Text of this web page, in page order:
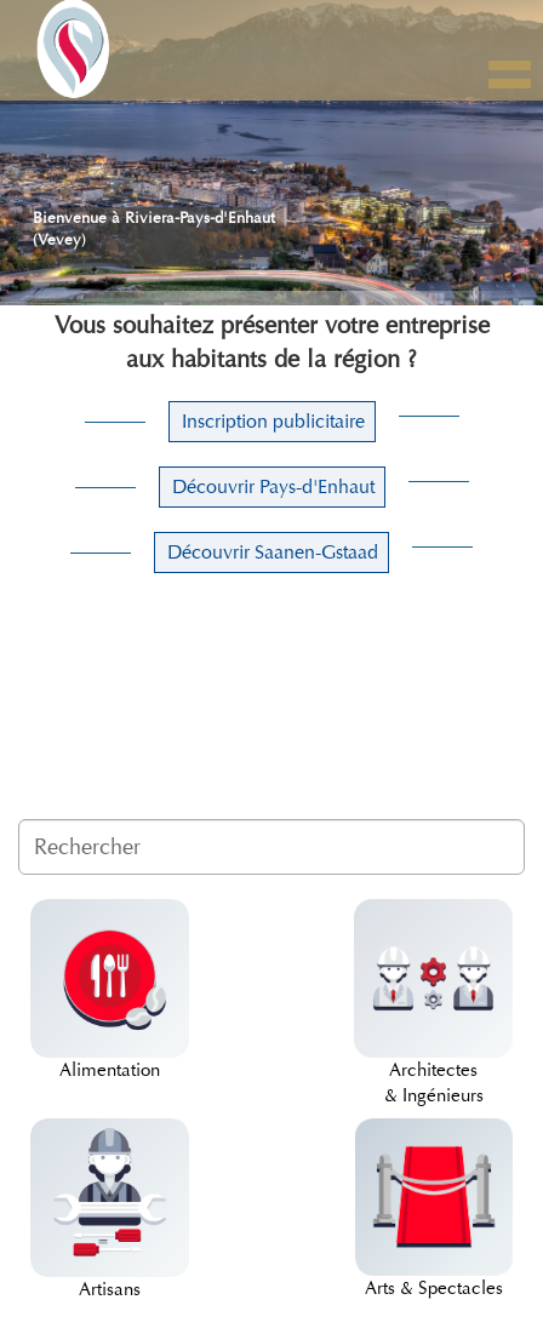
Bienvenue à Riviera-Pays-d'Enhaut
(Vevey)
Vous souhaitez présenter votre entreprise
aux habitants de la région ?
Inscription publicitaire
Découvrir Pays-d'Enhaut
Découvrir Saanen-Gstaad
Alimentation
Architectes
& Ingénieurs
Artisans Arts & Spectacles